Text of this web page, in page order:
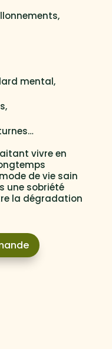
mental,
vivre en
de vie sain
une sobriété
la dégradation